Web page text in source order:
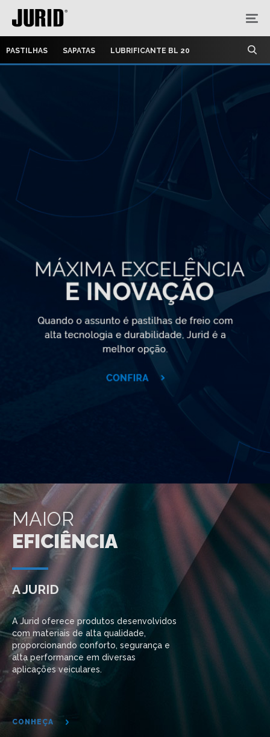
PASTILHAS SAPATAS LUBRIFICANTE BL 20
MAIOR
EFICIÊNCIA
A JURID
A Jurid oferece produtos desenvolvidos
com materiais de alta qualidade,
proporcionando conforto, segurança e
alta performance em diversas
aplicações veiculares.
CONHEÇA